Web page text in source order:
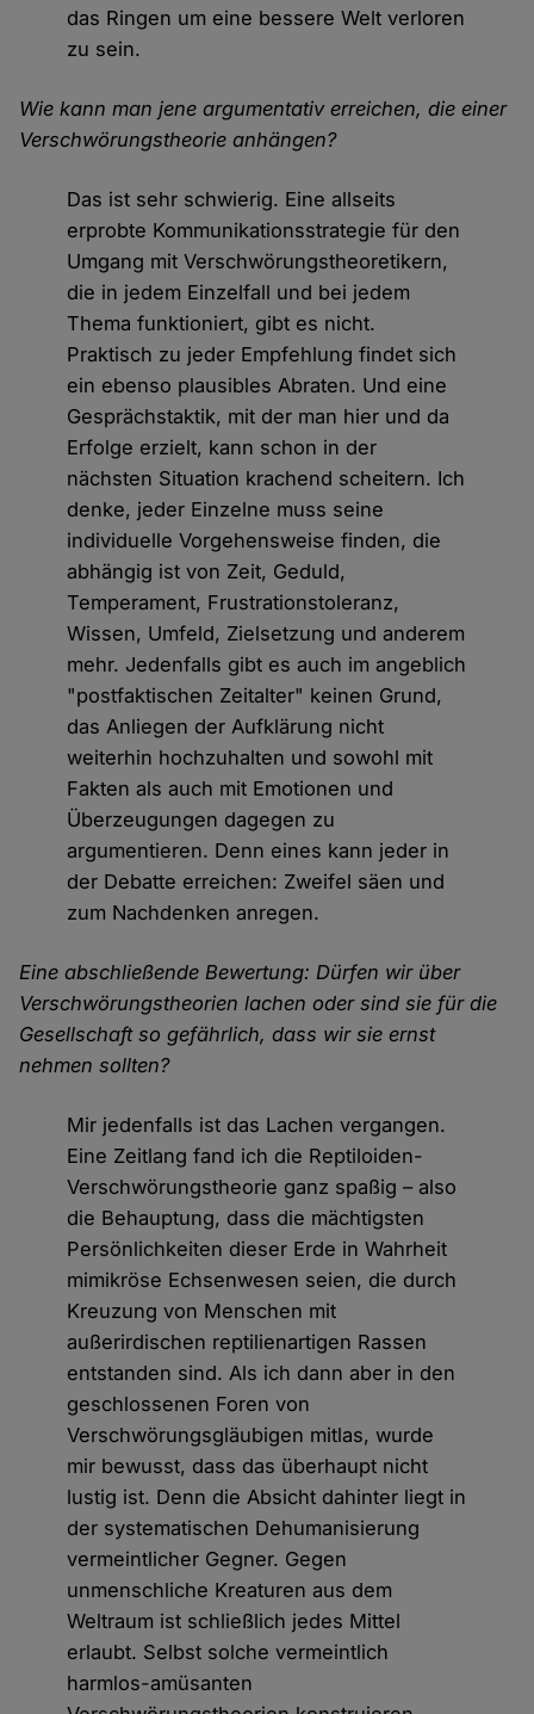
das Ringen um eine bessere Welt verloren
zu sein.
Wie kann man jene argumentativ erreichen, die einer
Verschwörungstheorie anhängen?
Das ist sehr schwierig. Eine allseits
erprobte Kommunikationsstrategie für den
Umgang mit Verschwörungstheoretikern,
die in jedem Einzelfall und bei jedem
Thema funktioniert, gibt es nicht.
Praktisch zu jeder Empfehlung findet sich
ein ebenso plausibles Abraten. Und eine
Gesprächstaktik, mit der man hier und da
Erfolge erzielt, kann schon in der
nächsten Situation krachend scheitern. Ich
denke, jeder Einzelne muss seine
individuelle Vorgehensweise finden, die
abhängig ist von Zeit, Geduld,
Temperament, Frustrationstoleranz,
Wissen, Umfeld, Zielsetzung und anderem
mehr. Jedenfalls gibt es auch im angeblich
"postfaktischen Zeitalter" keinen Grund,
das Anliegen der Aufklärung nicht
weiterhin hochzuhalten und sowohl mit
Fakten als auch mit Emotionen und
Überzeugungen dagegen zu
argumentieren. Denn eines kann jeder in
der Debatte erreichen: Zweifel säen und
zum Nachdenken anregen.
Eine abschließende Bewertung: Dürfen wir über
Verschwörungstheorien lachen oder sind sie für die
Gesellschaft so gefährlich, dass wir sie ernst
nehmen sollten?
Mir jedenfalls ist das Lachen vergangen.
Eine Zeitlang fand ich die Reptiloiden-
Verschwörungstheorie ganz spaßig – also
die Behauptung, dass die mächtigsten
Persönlichkeiten dieser Erde in Wahrheit
mimikröse Echsenwesen seien, die durch
Kreuzung von Menschen mit
außerirdischen reptilienartigen Rassen
entstanden sind. Als ich dann aber in den
geschlossenen Foren von
Verschwörungsgläubigen mitlas, wurde
mir bewusst, dass das überhaupt nicht
lustig ist. Denn die Absicht dahinter liegt in
der systematischen Dehumanisierung
vermeintlicher Gegner. Gegen
unmenschliche Kreaturen aus dem
Weltraum ist schließlich jedes Mittel
erlaubt. Selbst solche vermeintlich
harmlos-amüsanten